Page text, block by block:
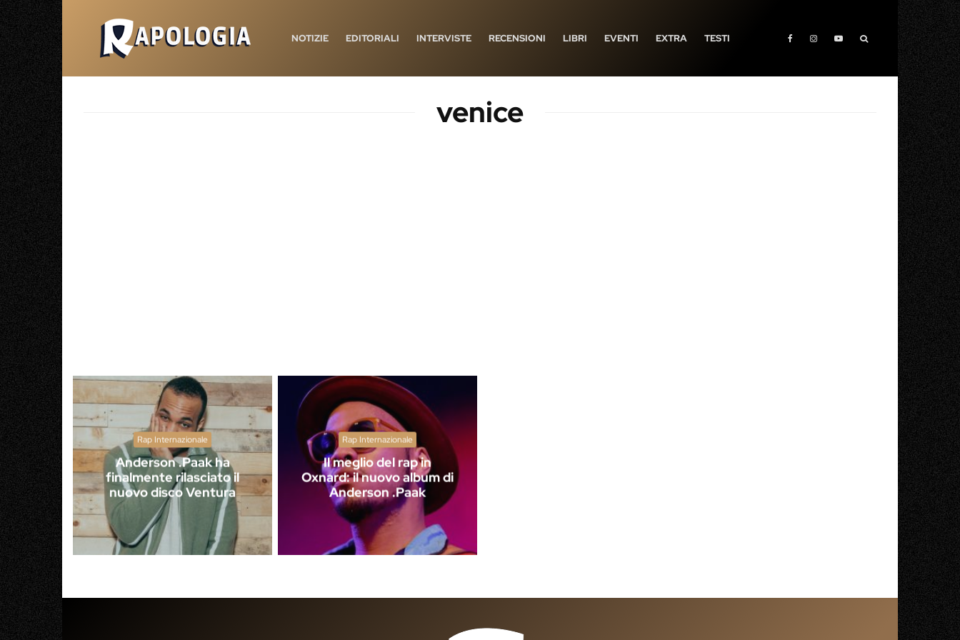
NOTIZIE EDITORIALI INTERVISTE RECENSIONI LIBRI EVENTI EXTRA TESTI
venice
Rap Internazionale
Anderson .Paak ha
finalmente rilasciato il
nuovo disco Ventura
Rap Internazionale
Il meglio del rap in
Oxnard: il nuovo album di
Anderson .Paak